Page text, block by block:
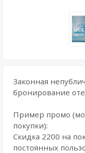
Законная
бронирование
Пример промо
покупки):
Скидка 2200 на
постоянных